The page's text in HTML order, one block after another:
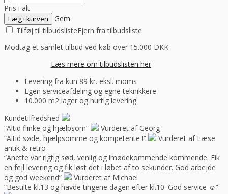
Pris i alt
Læg i kurven
Gem
Tilføj til tilbudslisteFjern fra tilbudsliste
Modtag et samlet tilbud ved køb over 15.000 DKK
Læs mere om tilbudslisten her
Levering fra kun 89 kr. eksl. moms
Egen serviceafdeling og egne teknikkere
10.000 m2 lager og hurtig levering
Kundetilfredshed
“Altid flinke og hjælpsom”
Vurderet af Georg
“Altid søde, hjælpsomme og kompetente !”
Vurderet af Læse
antik & retro
“Anette var rigtig sød, venlig og imødekommende kommende. Fik
en fejl levering og fik løst det i løbet af to sekunder. God arbejde
og god weekend”
Vurderet af Michael
“Bestilte kl.13 og havde tingene dagen efter kl.10. God service ☺”